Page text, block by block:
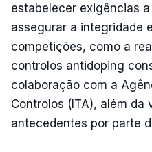
estabelecer exigências
assegurar a integridade
competições, como a
controlos antidoping
colaboração com a
Controlos (ITA), além da
antecedentes por parte